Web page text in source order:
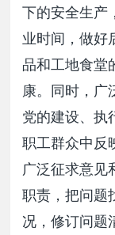
下的安全生产
业时间，做好
品和工地食堂
康。同时，广
党的建设、执
职工群众中反
广泛征求意见
职责，把问题
况，修订问题